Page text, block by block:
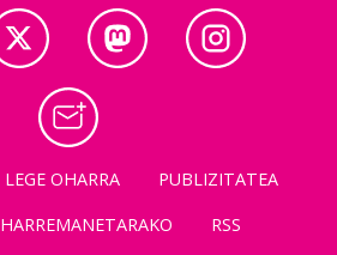
LEGE OHARRA
PUBLIZITATEA
HARREMANETARAKO RSS